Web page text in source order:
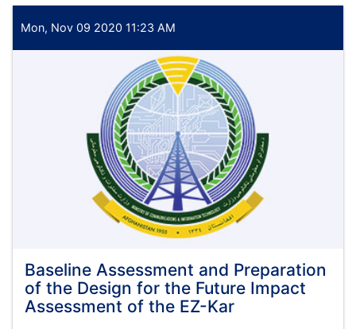
below
shows
privileges,
and
opportunities
provided
by
the
Islamic
Emirate
of
Afghanistan
Mon, Nov 09 2020 11:23 AM
Baseline Assessment and Preparation
of the Design for the Future Impact
Assessment of the EZ-Kar